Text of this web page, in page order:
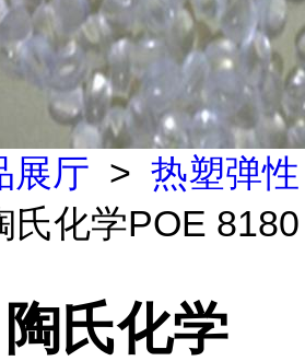
展厅 > 热塑弹性
氏化学POE 8180
氏化学